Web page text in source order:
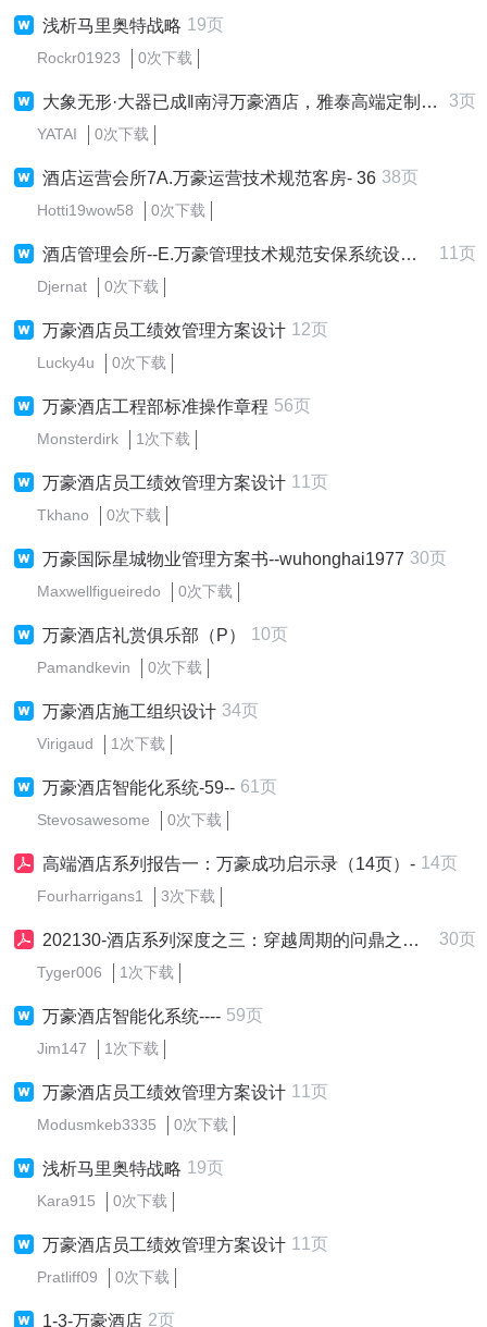
浅析马里奥特战略 19页
Rockr01923 0次下载
大象无形·大器已成‖南浔万豪酒店，雅泰高端定制新经典 3页
YATAI 0次下载
酒店运营会所7A.万豪运营技术规范客房- 36 38页
Hotti19wow58 0次下载
酒店管理会所--E.万豪管理技术规范安保系统设备与组件 11页
Djernat 0次下载
万豪酒店员工绩效管理方案设计 12页
Lucky4u 0次下载
万豪酒店工程部标准操作章程 56页
Monsterdirk 1次下载
万豪酒店员工绩效管理方案设计 11页
Tkhano 0次下载
万豪国际星城物业管理方案书--wuhonghai1977 30页
Maxwellfigueiredo 0次下载
万豪酒店礼赏俱乐部（P） 10页
Pamandkevin 0次下载
万豪酒店施工组织设计 34页
Virigaud 1次下载
万豪酒店智能化系统-59-- 61页
Stevosawesome 0次下载
高端酒店系列报告一：万豪成功启示录（14页）- 14页
Fourharrigans1 3次下载
202130-酒店系列深度之三：穿越周期的问鼎之路，万豪酒店发展启示录 30页
Tyger006 1次下载
万豪酒店智能化系统---- 59页
Jim147 1次下载
万豪酒店员工绩效管理方案设计 11页
Modusmkeb3335 0次下载
浅析马里奥特战略 19页
Kara915 0次下载
万豪酒店员工绩效管理方案设计 11页
Pratliff09 0次下载
1-3-万豪酒店 2页